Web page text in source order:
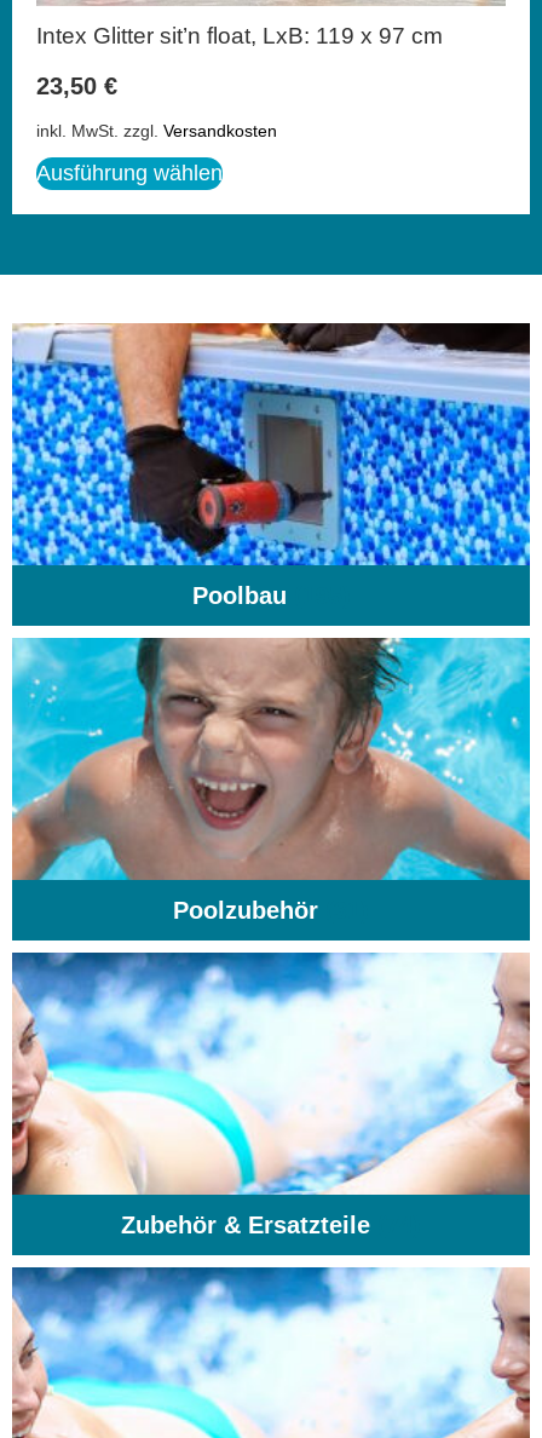
Intex Glitter sit’n float, LxB: 119 x 97 cm
23,50 €
inkl. MwSt. zzgl. Versandkosten
Ausführung wählen
Poolbau
Poolzubehör
Zubehör & Ersatzteile